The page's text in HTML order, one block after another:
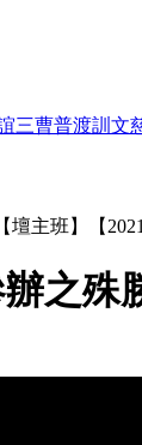
三曹普渡訓文
主班】【2021
之殊